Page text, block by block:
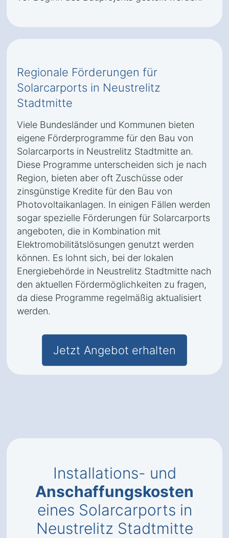
Regionale Förderungen für
Solarcarports in Neustrelitz
Stadtmitte
Viele Bundesländer und Kommunen bieten
eigene Förderprogramme für den Bau von
Solarcarports in Neustrelitz Stadtmitte an.
Diese Programme unterscheiden sich je nach
Region, bieten aber oft Zuschüsse oder
zinsgünstige Kredite für den Bau von
Photovoltaikanlagen. In einigen Fällen werden
sogar spezielle Förderungen für Solarcarports
angeboten, die in Kombination mit
Elektromobilitätslösungen genutzt werden
können. Es lohnt sich, bei der lokalen
Energiebehörde in Neustrelitz Stadtmitte nach
den aktuellen Fördermöglichkeiten zu fragen,
da diese Programme regelmäßig aktualisiert
werden.
Jetzt Angebot erhalten
Installations- und
Anschaffungskosten
eines Solarcarports in
Neustrelitz Stadtmitte